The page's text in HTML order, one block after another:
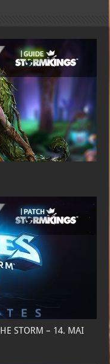
STORM – 14. MAI